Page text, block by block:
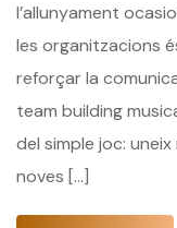
l’allunyament
les organitzacions
reforçar la
team building
del simple joc:
noves […]